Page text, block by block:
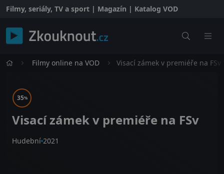
Filmy, seriály, TV a sport | Magazín | Katalog VOD
Filmy online na VOD Visací zámek v premiéře na FSv
35%
Visací zámek v premiéře na FSv
Hudební 2021